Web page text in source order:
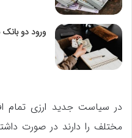
ورود دو بانک به
در سیاست جدید ارزی تمام